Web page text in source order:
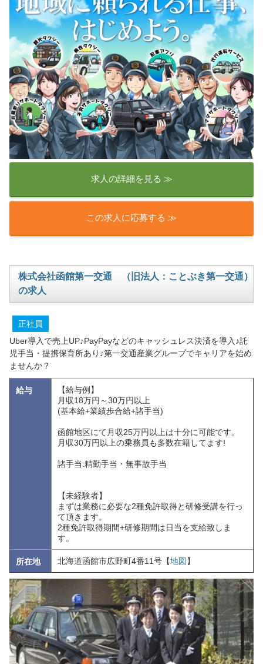
求人の詳細を見る ≫
この求人に応募する ≫
株式会社函館第一交通 （旧法人：ことぶき第一交通）
の求人
正社員
Uber導入で売上UP♪PayPayなどのキャッシュレス決済を導入♪託
児手当・提携保育所あり♪第一交通産業グループでキャリアを始め
ませんか？
給与
【給与例】
月収18万円～30万円以上
(基本給+業績歩合給+諸手当)
函館地区にて月収25万円以上は十分に可能です。
月収30万円以上の乗務員も多数在籍してます!
諸手当:精勤手当・無事故手当
【未経験者】
まずは業務に必要な2種免許取得と研修受講を行っ
て頂きます。
2種免許取得期間+研修期間は日当を支給致しま
す。
所在地 北海道函館市広野町4番11号【地図】